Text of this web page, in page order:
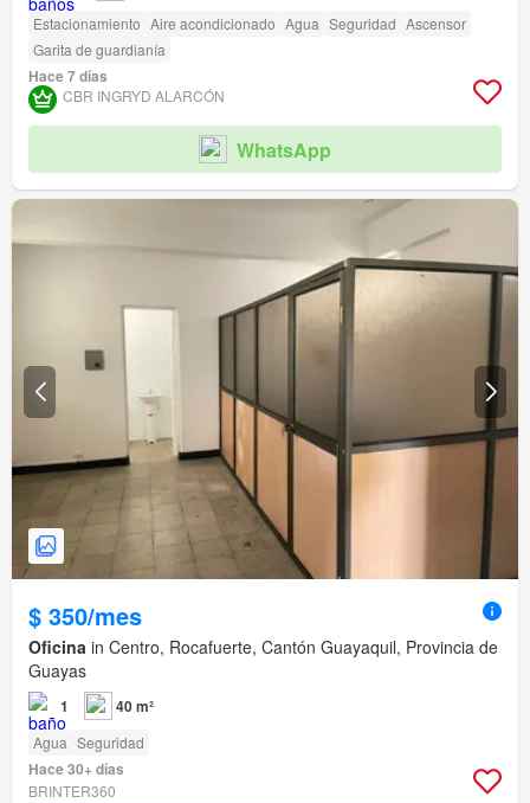
Estacionamiento Aire acondicionado Agua Seguridad Ascensor
Garita de guardianía
Hace 7 días
CBR INGRYD ALARCÓN
WhatsApp
$ 350/mes
Oficina in Centro, Rocafuerte, Cantón Guayaquil, Provincia de
Guayas
1 40 m²
Agua Seguridad
Hace 30+ días
BRINTER360